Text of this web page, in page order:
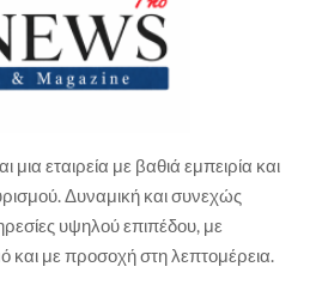
εταιρεία με βαθιά εμπειρία και
Δυναμική και συνεχώς
υψηλού επιπέδου, με
και με προσοχή στη λεπτομέρεια.